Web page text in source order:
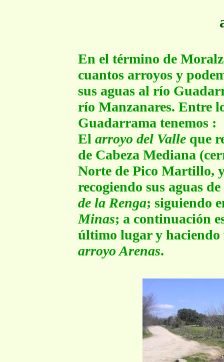
En el término de
cuantos arroyos y
sus aguas al río
río Manzanares. Entre
Guadarrama tenemos :
El arroyo del Valle que
de Cabeza Mediana
Norte de Pico Martillo,
recogiendo sus aguas
de la Renga; siguiendo
Minas; a continuación
último lugar y
arroyo Arenas.